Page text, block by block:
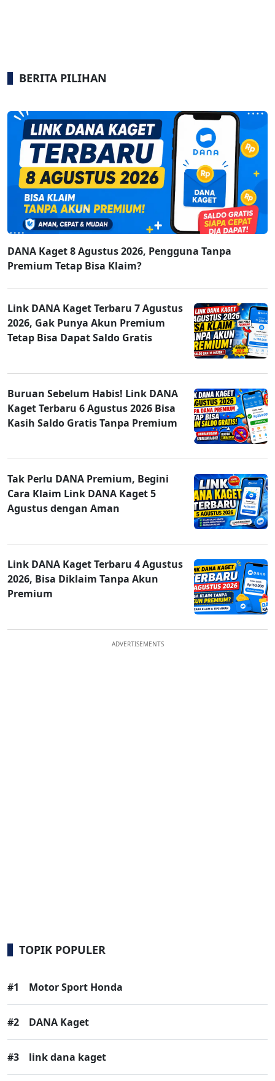
BERITA PILIHAN
DANA Kaget 8 Agustus 2026, Pengguna Tanpa
Premium Tetap Bisa Klaim?
Link DANA Kaget Terbaru 7 Agustus
2026, Gak Punya Akun Premium
Tetap Bisa Dapat Saldo Gratis
Buruan Sebelum Habis! Link DANA
Kaget Terbaru 6 Agustus 2026 Bisa
Kasih Saldo Gratis Tanpa Premium
Tak Perlu DANA Premium, Begini
Cara Klaim Link DANA Kaget 5
Agustus dengan Aman
Link DANA Kaget Terbaru 4 Agustus
2026, Bisa Diklaim Tanpa Akun
Premium
ADVERTISEMENTS
TOPIK POPULER
#1 Motor Sport Honda
#2 DANA Kaget
#3 link dana kaget